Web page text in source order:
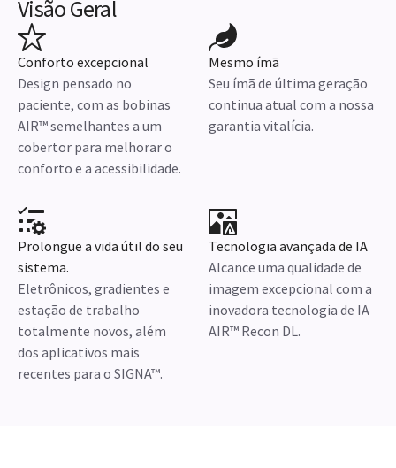
Visão Geral
Conforto excepcional
Design pensado no
paciente, com as bobinas
AIR™ semelhantes a um
cobertor para melhorar o
conforto e a acessibilidade.
Mesmo ímã
Seu ímã de última geração
continua atual com a nossa
garantia vitalícia.
Prolongue a vida útil do seu
sistema.
Eletrônicos, gradientes e
estação de trabalho
totalmente novos, além
dos aplicativos mais
recentes para o SIGNA™.
Tecnologia avançada de IA
Alcance uma qualidade de
imagem excepcional com a
inovadora tecnologia de IA
AIR™ Recon DL.